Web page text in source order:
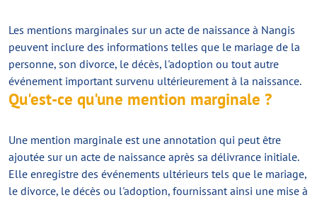
Les mentions marginales sur un acte de naissance à Nangis
peuvent inclure des informations telles que le mariage de la
personne, son divorce, le décès, l'adoption ou tout autre
événement important survenu ultérieurement à la naissance.
Qu'est-ce qu'une mention marginale ?
Une mention marginale est une annotation qui peut être
ajoutée sur un acte de naissance après sa délivrance initiale.
Elle enregistre des événements ultérieurs tels que le mariage,
le divorce, le décès ou l'adoption, fournissant ainsi une mise à